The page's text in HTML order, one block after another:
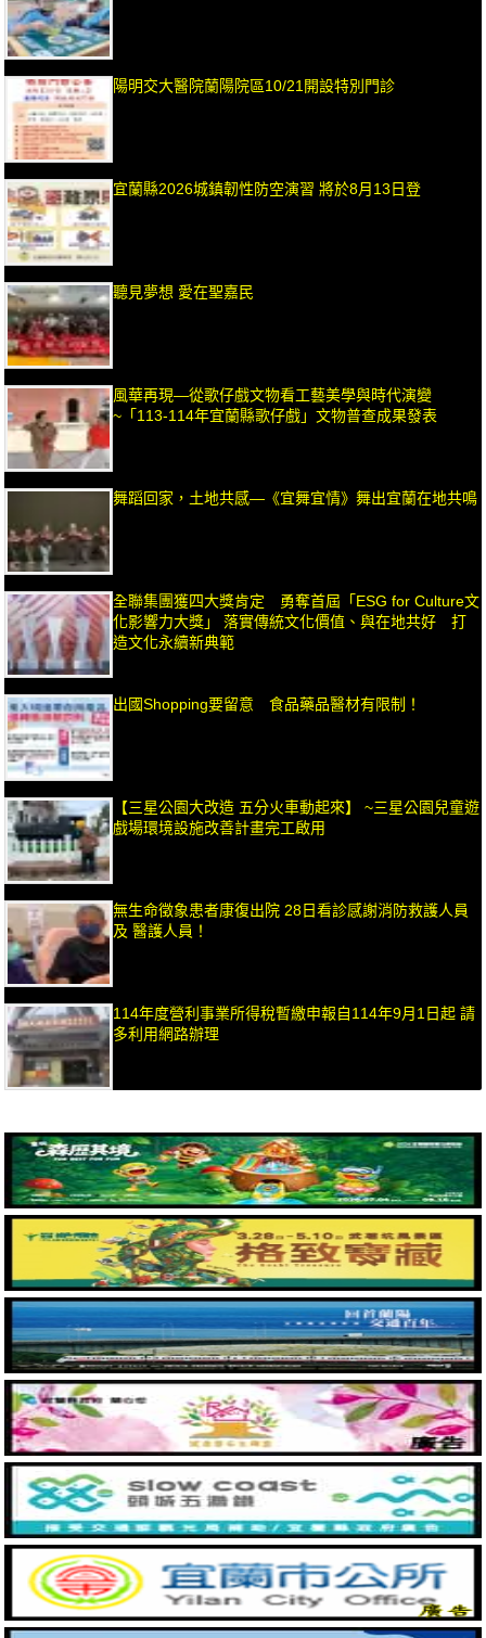
陽明交大醫院蘭陽院區10/21開設特別門診
宜蘭縣2026城鎮韌性防空演習 將於8月13日登
聽見夢想 愛在聖嘉民
風華再現—從歌仔戲文物看工藝美學與時代演變
~「113-114年宜蘭縣歌仔戲」文物普查成果發表
舞蹈回家，土地共感—《宜舞宜情》舞出宜蘭在地共鳴
全聯集團獲四大獎肯定 勇奪首屆「ESG for Culture文
化影響力大獎」 落實傳統文化價值、與在地共好 打
造文化永續新典範
出國Shopping要留意 食品藥品醫材有限制！
【三星公園大改造 五分火車動起來】 ~三星公園兒童遊
戲場環境設施改善計畫完工啟用
無生命徵象患者康復出院 28日看診感謝消防救護人員
及 醫護人員！
114年度營利事業所得稅暫繳申報自114年9月1日起 請
多利用網路辦理